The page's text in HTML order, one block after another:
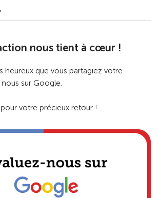
nous tient à cœur !
heureux que vous partagiez votre
sur Google.
votre précieux retour !